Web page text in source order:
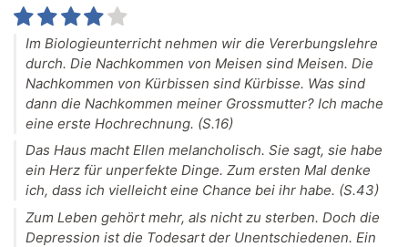
Im Biologieunterricht nehmen wir die Vererbungslehre
durch. Die Nachkommen von Meisen sind Meisen. Die
Nachkommen von Kürbissen sind Kürbisse. Was sind
dann die Nachkommen meiner Grossmutter? Ich mache
eine erste Hochrechnung. (S.16)
Das Haus macht Ellen melancholisch. Sie sagt, sie habe
ein Herz für unperfekte Dinge. Zum ersten Mal denke
ich, dass ich vielleicht eine Chance bei ihr habe. (S.43)
Zum Leben gehört mehr, als nicht zu sterben. Doch die
Depression ist die Todesart der Unentschiedenen. Ein